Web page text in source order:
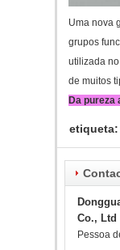
Uma nova
grupos
utilizada
de muitos
Da pureza
etiqueta:
Co., Ltd
Pessoa